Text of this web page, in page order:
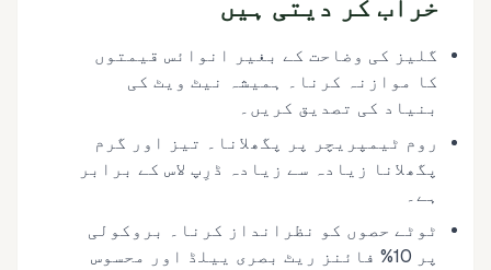
خراب کر دیتی ہیں
گلیز کی وضاحت کے بغیر انوائس قیمتوں
کا موازنہ کرنا۔ ہمیشہ نیٹ ویٹ کی
بنیاد کی تصدیق کریں۔
روم ٹیمپریچر پر پگھلانا۔ تیز اور گرم
پگھلانا زیادہ سے زیادہ ڈرِپ لاس کے برابر
ہے۔
ٹوٹے حصوں کو نظرانداز کرنا۔ بروکولی
پر 10% فائنز ریٹ بصری ییلڈ اور محسوس